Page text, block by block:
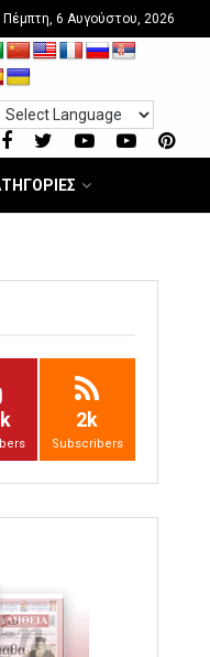
Πέμπτη, 6 Αυγούστου, 2026
2k
Subscribers